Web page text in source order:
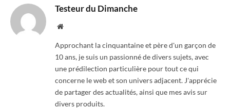
Testeur du Dimanche
Website
Approchant la cinquantaine et père d'un garçon de
10 ans, je suis un passionné de divers sujets, avec
une prédilection particulière pour tout ce qui
concerne le web et son univers adjacent. J'apprécie
de partager des actualités, ainsi que mes avis sur
divers produits.